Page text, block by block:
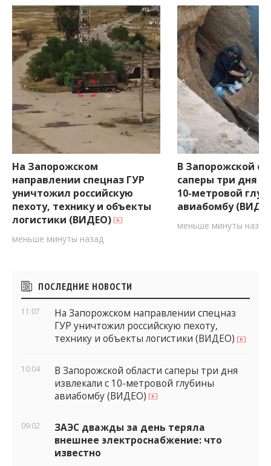
На Запорожском
направлении спецназ ГУР
уничтожил российскую
пехоту, технику и объекты
В Запорожской
саперы три дня
10-метровой
Боковые
виджеты
ПОСЛЕДНИЕ НОВОСТИ
На Запорожском направлении спецназ
ГУР уничтожил российскую пехоту,
В Запорожской области саперы три дня
извлекали с 10-метровой глубины
ЗАЭС дважды за день теряла
внешнее электроснабжение: что